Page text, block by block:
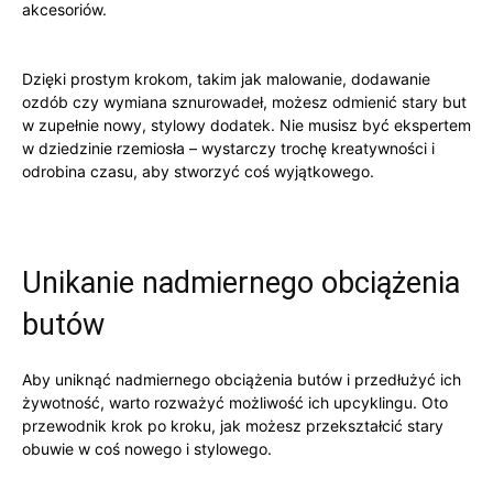
akcesoriów.
Dzięki prostym krokom, takim⁣ jak malowanie, dodawanie⁢
ozdób‍ czy wymiana sznurowadeł, ‍możesz odmienić stary but‌
w zupełnie nowy, stylowy​ dodatek. Nie musisz być⁣ ekspertem‌
w⁢ dziedzinie‌ rzemiosła – wystarczy trochę kreatywności ⁣i
odrobina czasu, aby stworzyć coś wyjątkowego.
Unikanie nadmiernego obciążenia⁢
butów
Aby uniknąć nadmiernego obciążenia⁢ butów i ⁤przedłużyć ich​
żywotność, warto rozważyć możliwość ich upcyklingu. ⁤Oto
przewodnik ⁢krok po kroku, jak możesz⁤ przekształcić stary
obuwie⁤ w coś‍ nowego i stylowego.